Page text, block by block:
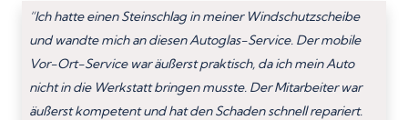
“Ich hatte einen Steinschlag in meiner Windschutzscheibe
und wandte mich an diesen Autoglas-Service. Der mobile
Vor-Ort-Service war äußerst praktisch, da ich mein Auto
nicht in die Werkstatt bringen musste. Der Mitarbeiter war
äußerst kompetent und hat den Schaden schnell repariert.